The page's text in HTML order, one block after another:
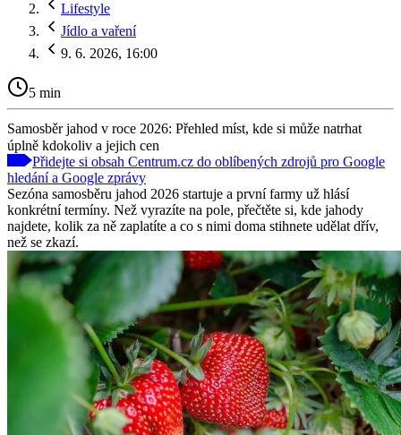
Lifestyle
Jídlo a vaření
9. 6. 2026, 16:00
5 min
Samosběr jahod v roce 2026: Přehled míst, kde si může natrhat
úplně kdokoliv a jejich cen
Přidejte si obsah Centrum.cz do oblíbených zdrojů pro Google
hledání a Google zprávy
Sezóna samosběru jahod 2026 startuje a první farmy už hlásí
konkrétní termíny. Než vyrazíte na pole, přečtěte si, kde jahody
najdete, kolik za ně zaplatíte a co s nimi doma stihnete udělat dřív,
než se zkazí.